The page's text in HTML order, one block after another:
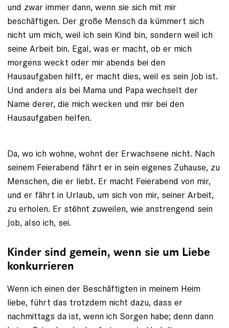
und zwar immer dann, wenn sie sich mit mir
beschäftigen. Der große Mensch da kümmert sich
nicht um mich, weil ich sein Kind bin, sondern weil ich
seine Arbeit bin. Egal, was er macht, ob er mich
morgens weckt oder mir abends bei den
Hausaufgaben hilft, er macht dies, weil es sein Job ist.
Und anders als bei Mama und Papa wechselt der
Name derer, die mich wecken und mir bei den
Hausaufgaben helfen.
Da, wo ich wohne, wohnt der Erwachsene nicht. Nach
seinem Feierabend fährt er in sein eigenes Zuhause, zu
Menschen, die er liebt. Er macht Feierabend von mir,
und er fährt in Urlaub, um sich von mir, seiner Arbeit,
zu erholen. Er stöhnt zuweilen, wie anstrengend sein
Job, also ich, sei.
Kinder sind gemein, wenn sie um Liebe
konkurrieren
Wenn ich einen der Beschäftigten in meinem Heim
liebe, führt das trotzdem nicht dazu, dass er
nachmittags da ist, wenn ich Sorgen habe; denn dann